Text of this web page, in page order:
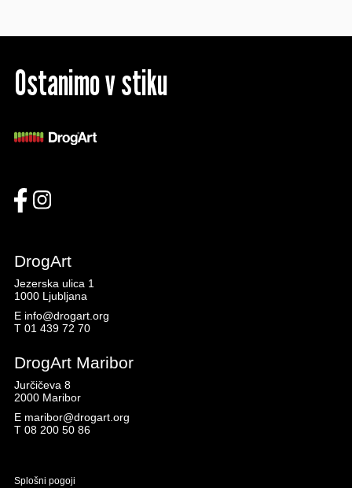
Ostanimo v stiku
DrogArt
Jezerska ulica 1
1000 Ljubljana
E info@drogart.org
T 01 439 72 70
DrogArt Maribor
Jurčičeva 8
2000 Maribor
E maribor@drogart.org
T 08 200 50 86
Splošni pogoji